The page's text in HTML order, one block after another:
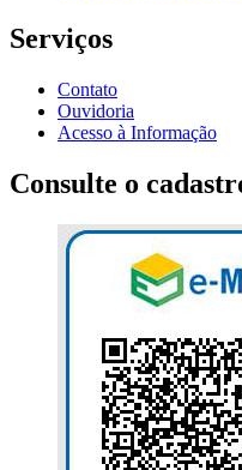
Serviços
Contato
Ouvidoria
Acesso à Informação
Consulte o